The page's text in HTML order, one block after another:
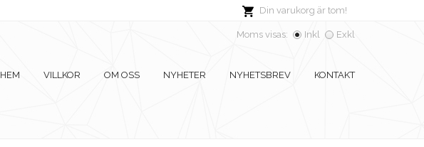
Din varukorg är tom!
Moms visas: Inkl Exkl
HEM VILLKOR OM OSS NYHETER NYHETSBREV KONTAKT